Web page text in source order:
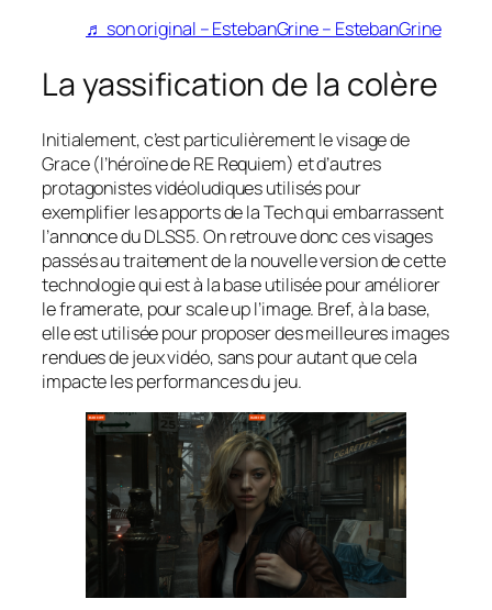
♬ son original – EstebanGrine – EstebanGrine
La yassification de la colère
Initialement, c’est particulièrement le visage de
Grace (l’héroïne de RE Requiem) et d’autres
protagonistes vidéoludiques utilisés pour
exemplifier les apports de la Tech qui embarrassent
l’annonce du DLSS5. On retrouve donc ces visages
passés au traitement de la nouvelle version de cette
technologie qui est à la base utilisée pour améliorer
le framerate, pour scale up l’image. Bref, à la base,
elle est utilisée pour proposer des meilleures images
rendues de jeux vidéo, sans pour autant que cela
impacte les performances du jeu.